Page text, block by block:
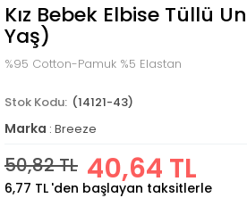
Kız Bebek Elbise Tüllü
Yaş)
%95 Cotton-Pamuk %5 Elastan
(14121-43)
Marka : Breeze
50,82 TL 40,64 TL
6,77 TL 'den başlayan taksitlerle